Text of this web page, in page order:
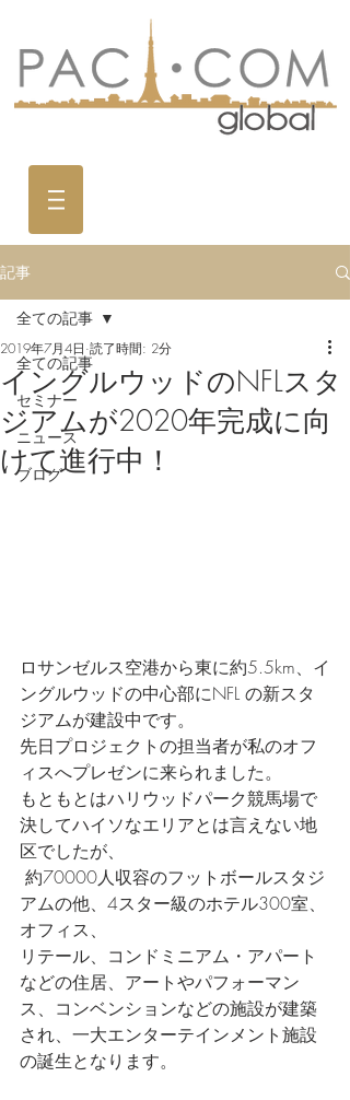
記事
全ての記事
セミナー
ニュース
ブログ
全ての記事
イングルウッドのNFLスタ
ジアムが2020年完成に向
けて進行中！
2019年7月4日 読了時間: 2分
ロサンゼルス空港から東に約5.5km、イ
ングルウッドの中心部にNFL の新スタ
ジアムが建設中です。
先日プロジェクトの担当者が私のオフ
ィスへプレゼンに来られました。
もともとはハリウッドパーク競馬場で
決してハイソなエリアとは言えない地
区でしたが、
アムの他、4スター級のホテル300室、
オフィス、
リテール、コンドミニアム・アパート
などの住居、アートやパフォーマン
ス、コンベンションなどの施設が建築
され、一大エンターテインメント施設
の誕生となります。